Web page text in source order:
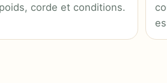
corde et conditions.